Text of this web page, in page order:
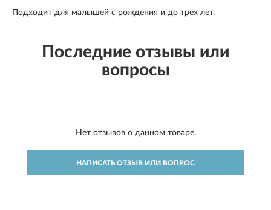
Подходит для малышей с рождения и до трех лет.
Последние отзывы или
вопросы
Нет отзывов о данном товаре.
НАПИСАТЬ ОТЗЫВ ИЛИ ВОПРОС